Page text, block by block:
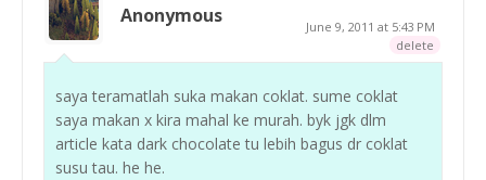
Anonymous
June 9, 2011 at 5:43 PM
delete
saya teramatlah suka makan coklat. sume coklat
saya makan x kira mahal ke murah. byk jgk dlm
article kata dark chocolate tu lebih bagus dr coklat
susu tau. he he.